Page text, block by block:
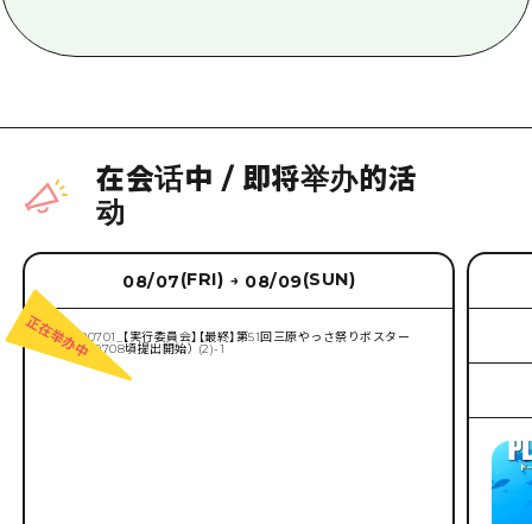
在会话中 / 即将举办的活
动
08/07(FRI) → 08/09(SUN)